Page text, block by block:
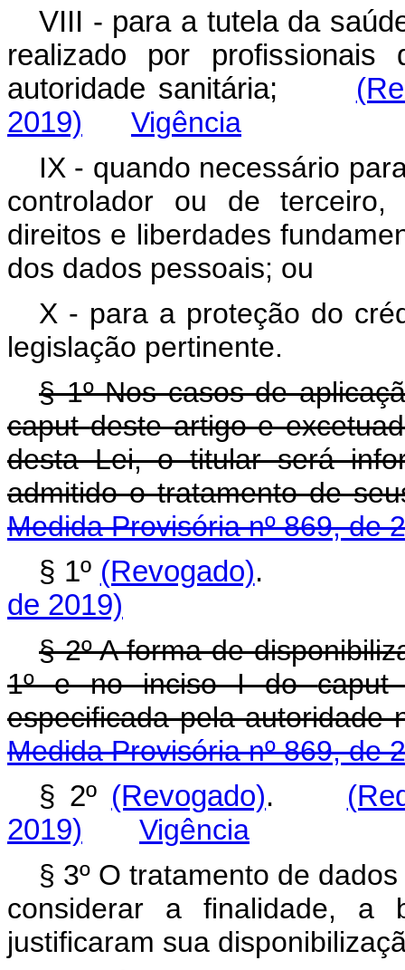
VIII - para a tutela da
realizado por
autoridade sanitária;
2019)
Vigência
IX - quando necessário
controlador ou de
direitos e liberdades
dos dados pessoais; ou
X - para a proteção do
legislação pertinente.
§ 1º Nos casos de
caputdeste artigo e
desta Lei, o titular será
admitido o tratamento
Medida Provisória nº 869, de
§ 1º (Revogado)
de 2019)
§ 2º A forma de
1º e no inciso I do
especificada pela
Medida Provisória nº 869, de
§ 2º (Revogado).
2019)
Vigência
§ 3º O tratamento de
considerar a finalidade, a
justificaram sua